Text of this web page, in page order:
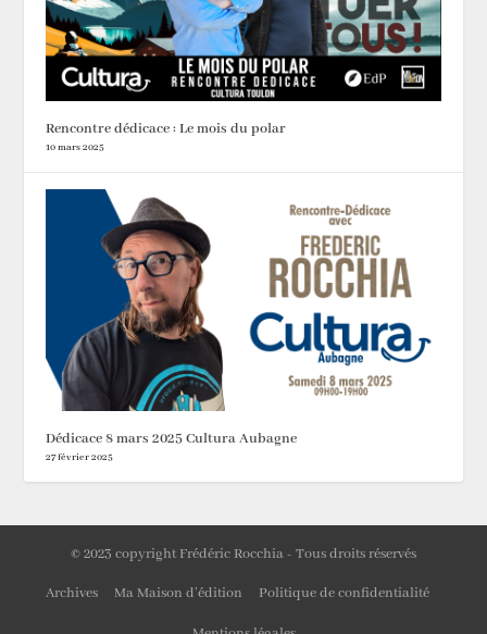
Rencontre dédicace : Le mois du polar
10 mars 2025
Dédicace 8 mars 2025 Cultura Aubagne
27 février 2025
© 2023 copyright Frédéric Rocchia - Tous droits réservés
Archives Ma Maison d’édition Politique de confidentialité